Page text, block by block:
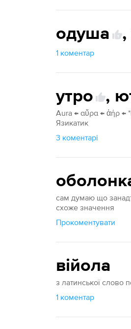
одуша 1 ,
1 коментар
утро ,
Aura ← αὔρα ← ἀήρ ←
Язикатик
3 коментарі
сам думаю що
схоже значення
Прокоментувати
війола
з латинської слово
1 коментар